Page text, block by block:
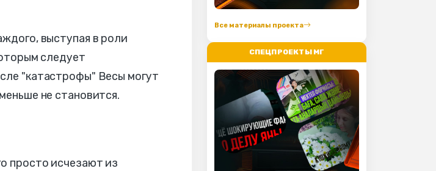
выступая в роли
следует
"катастрофы" Весы могут
не становится.
просто исчезают из
Все материалы проекта
СПЕЦПРОЕКТЫ МГ